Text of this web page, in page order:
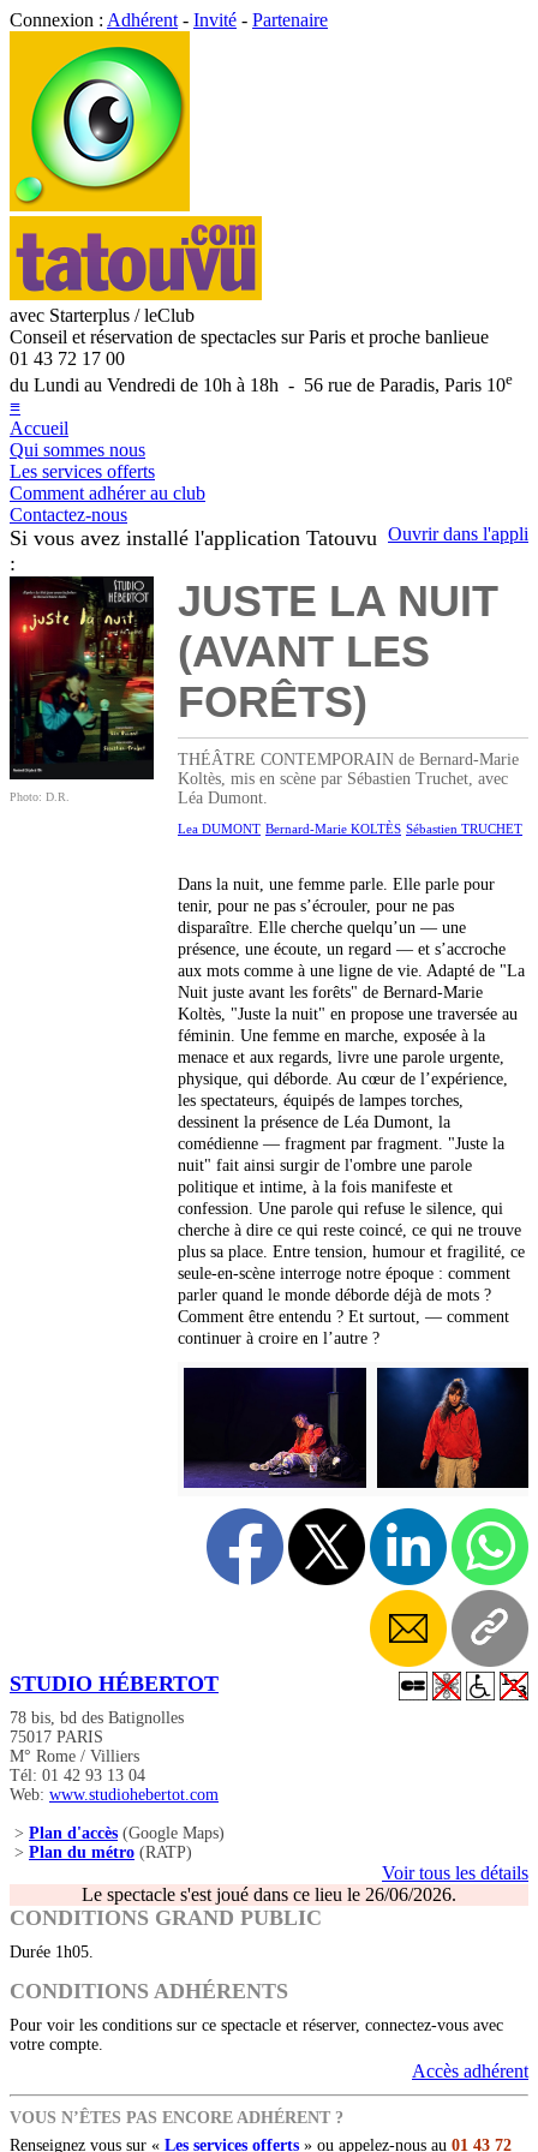
Connexion : Adhérent - Invité - Partenaire
avec Starterplus / leClub
Conseil et réservation de spectacles sur Paris et proche banlieue
01 43 72 17 00
du Lundi au Vendredi de 10h à 18h - 56 rue de Paradis, Paris 10e
≡
Accueil
Qui sommes nous
Les services offerts
Comment adhérer au club
Contactez-nous
Ouvrir dans l'appli
Si vous avez installé l'application Tatouvu
:
Photo: D.R.
JUSTE LA NUIT
(AVANT LES
FORÊTS)
THÉÂTRE CONTEMPORAIN de Bernard-Marie
Koltès, mis en scène par Sébastien Truchet, avec
Léa Dumont.
Lea DUMONT Bernard-Marie KOLTÈS Sébastien TRUCHET
Dans la nuit, une femme parle. Elle parle pour
tenir, pour ne pas s’écrouler, pour ne pas
disparaître. Elle cherche quelqu’un — une
présence, une écoute, un regard — et s’accroche
aux mots comme à une ligne de vie. Adapté de "La
Nuit juste avant les forêts" de Bernard-Marie
Koltès, "Juste la nuit" en propose une traversée au
féminin. Une femme en marche, exposée à la
menace et aux regards, livre une parole urgente,
physique, qui déborde. Au cœur de l’expérience,
les spectateurs, équipés de lampes torches,
dessinent la présence de Léa Dumont, la
comédienne — fragment par fragment. "Juste la
nuit" fait ainsi surgir de l'ombre une parole
politique et intime, à la fois manifeste et
confession. Une parole qui refuse le silence, qui
cherche à dire ce qui reste coincé, ce qui ne trouve
plus sa place. Entre tension, humour et fragilité, ce
seule-en-scène interroge notre époque : comment
parler quand le monde déborde déjà de mots ?
Comment être entendu ? Et surtout, — comment
continuer à croire en l’autre ?
STUDIO HÉBERTOT
78 bis, bd des Batignolles
75017 PARIS
M° Rome / Villiers
Tél: 01 42 93 13 04
Web: www.studiohebertot.com
> Plan d'accès (Google Maps)
> Plan du métro (RATP)
Voir tous les détails
Le spectacle s'est joué dans ce lieu le 26/06/2026.
CONDITIONS GRAND PUBLIC
Durée 1h05.
CONDITIONS ADHÉRENTS
Pour voir les conditions sur ce spectacle et réserver, connectez-vous avec
votre compte.
Accès adhérent
VOUS N’ÊTES PAS ENCORE ADHÉRENT ?
Renseignez vous sur « Les services offerts » ou appelez-nous au 01 43 72